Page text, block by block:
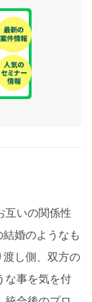
互いの関係性
婚のようなも
し側、双方の
な事を気を付